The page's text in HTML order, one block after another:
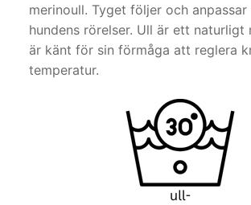
merinoull. Tyget följer och
hundens rörelser. Ull är ett naturligt
är känt för sin förmåga att reglera
temperatur.